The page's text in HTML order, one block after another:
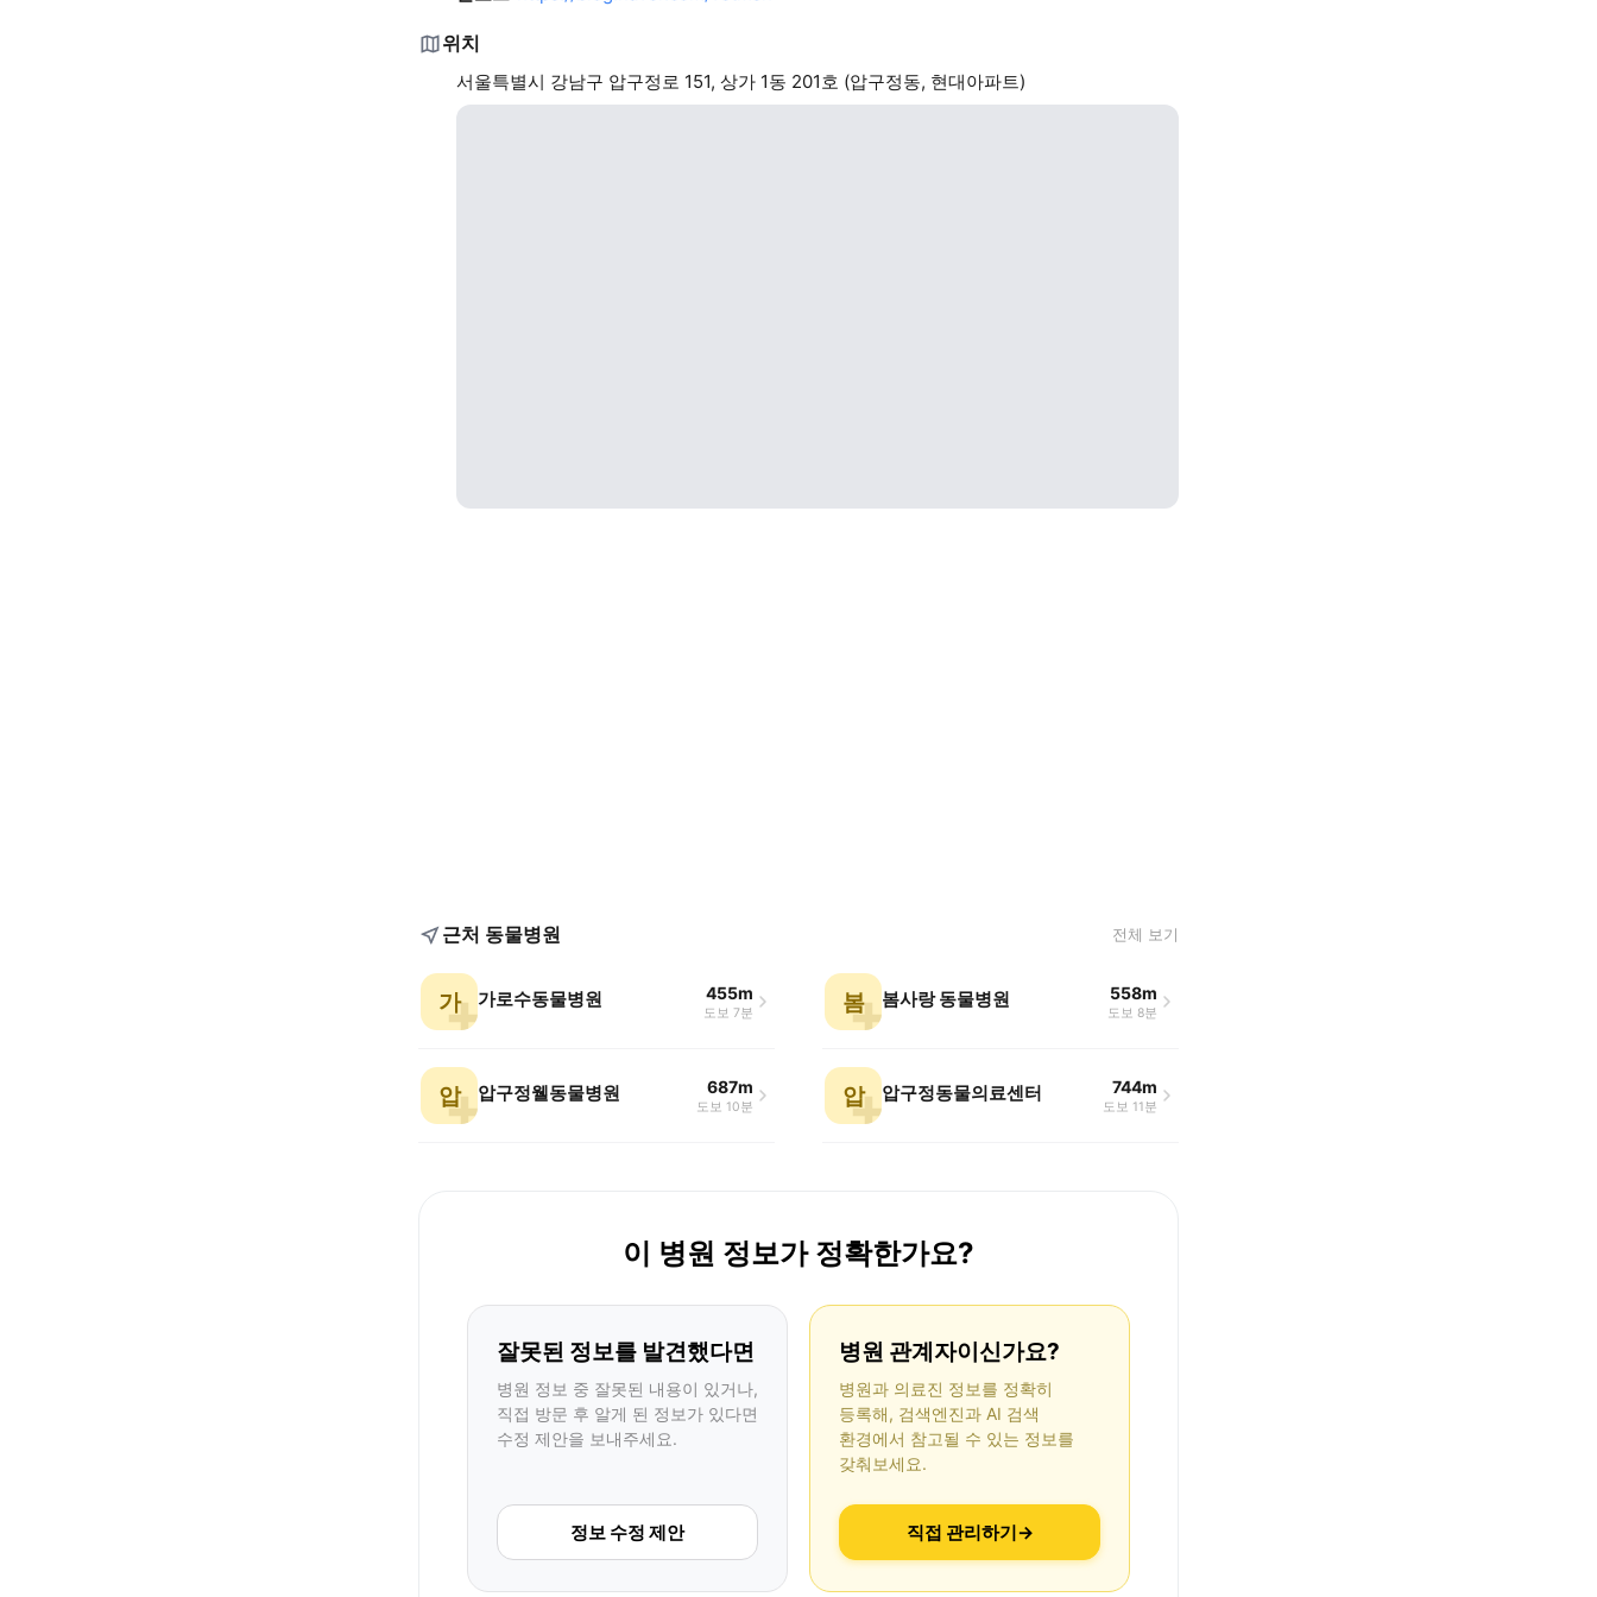
위치
서울특별시 강남구 압구정로 151, 상가 1동 201호 (압구정동, 현대아파트)
근처 동물병원 전체 보기
가 가로수동물병원 455m
도보 7분 봄 봄사랑 동물병원 558m
도보 8분
압 압구정웰동물병원 687m
도보 10분 압 압구정동물의료센터 744m
도보 11분
이 병원 정보가 정확한가요?
잘못된 정보를 발견했다면
병원 정보 중 잘못된 내용이 있거나,
직접 방문 후 알게 된 정보가 있다면
수정 제안을 보내주세요.
정보 수정 제안
병원 관계자이신가요?
병원과 의료진 정보를 정확히
등록해, 검색엔진과 AI 검색
환경에서 참고될 수 있는 정보를
갖춰보세요.
직접 관리하기→